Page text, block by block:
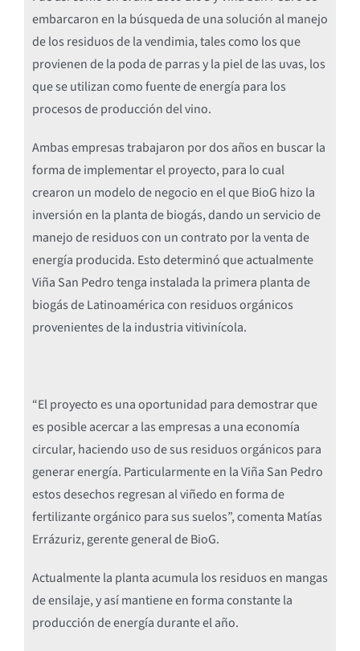
embarcaron en la búsqueda de una solución al manejo
de los residuos de la vendimia, tales como los que
provienen de la poda de parras y la piel de las uvas, los
que se utilizan como fuente de energía para los
procesos de producción del vino.
Ambas empresas trabajaron por dos años en buscar la
forma de implementar el proyecto, para lo cual
crearon un modelo de negocio en el que BioG hizo la
inversión en la planta de biogás, dando un servicio de
manejo de residuos con un contrato por la venta de
energía producida. Esto determinó que actualmente
Viña San Pedro tenga instalada la primera planta de
biogás de Latinoamérica con residuos orgánicos
provenientes de la industria vitivinícola.
“El proyecto es una oportunidad para demostrar que
es posible acercar a las empresas a una economía
circular, haciendo uso de sus residuos orgánicos para
generar energía. Particularmente en la Viña San Pedro
estos desechos regresan al viñedo en forma de
fertilizante orgánico para sus suelos”, comenta Matías
Errázuriz, gerente general de BioG.
Actualmente la planta acumula los residuos en mangas
de ensilaje, y así mantiene en forma constante la
producción de energía durante el año.